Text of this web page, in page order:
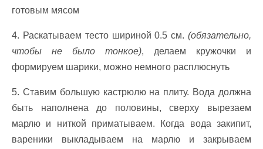
готовым мясом
4‍. Раскатываем тесто шириной 0.5 см. (обязательно,
чтобы не было тонкое), делаем кружочки и
формируем шарики, можно немного расплюснуть
5. Ставим большую кастрюлю на плиту. Вода должна
быть наполнена до половины, сверху вырезаем
марлю и ниткой приматываем. Когда вода закипит,
вареники выкладываем на марлю и закрываем